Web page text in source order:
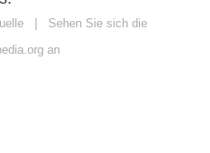
Sehen Sie sich die
an